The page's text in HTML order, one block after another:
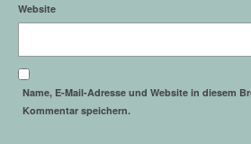
Website
Name, E-Mail-Adresse und Website in diesem
Kommentar speichern.